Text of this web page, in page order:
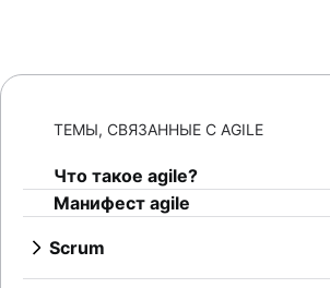
ТЕМЫ, СВЯЗАННЫЕ С AGILE
Что такое agile?
Манифест agile
Scrum
Что такое Scrum?